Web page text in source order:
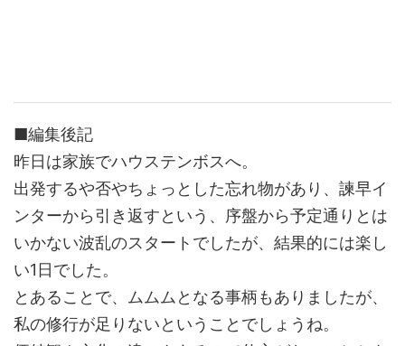
■編集後記
昨日は家族でハウステンボスへ。
出発するや否やちょっとした忘れ物があり、諫早イ
ンターから引き返すという、序盤から予定通りとは
いかない波乱のスタートでしたが、結果的には楽し
い1日でした。
とあることで、ムムムとなる事柄もありましたが、
私の修行が足りないということでしょうね。